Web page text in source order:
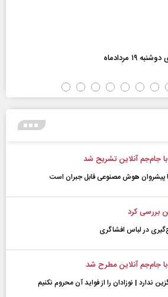
مردادماه
جام‌جم آنلاین تشریح شد
پیشرو‌ان هوش مصنوعی قابل جبران است
بررسی کرد
در لباس افشاگری
جام‌جم آنلاین مطرح شد
ندارد | نوزادان را از فواید آن محروم نکنیم